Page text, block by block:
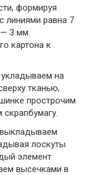
формируя
линиями равна 7
3 мм.
картона к
укладываем на
тканью,
прострочим
скрапбумагу.
лоскуты
элемент
высечками в